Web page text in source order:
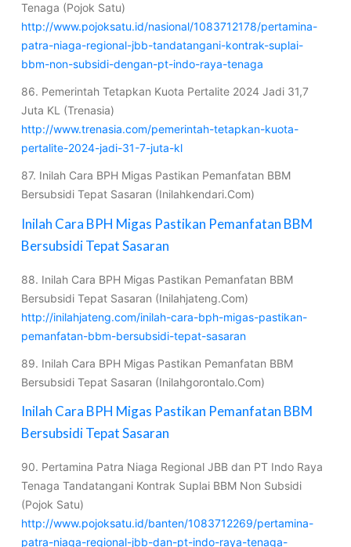
Tenaga (Pojok Satu)
http://www.pojoksatu.id/nasional/1083712178/pertamina-
patra-niaga-regional-jbb-tandatangani-kontrak-suplai-
bbm-non-subsidi-dengan-pt-indo-raya-tenaga
86. Pemerintah Tetapkan Kuota Pertalite 2024 Jadi 31,7
Juta KL (Trenasia)
http://www.trenasia.com/pemerintah-tetapkan-kuota-
pertalite-2024-jadi-31-7-juta-kl
87. Inilah Cara BPH Migas Pastikan Pemanfatan BBM
Bersubsidi Tepat Sasaran (Inilahkendari.Com)
Inilah Cara BPH Migas Pastikan Pemanfatan BBM
Bersubsidi Tepat Sasaran
88. Inilah Cara BPH Migas Pastikan Pemanfatan BBM
Bersubsidi Tepat Sasaran (Inilahjateng.Com)
http://inilahjateng.com/inilah-cara-bph-migas-pastikan-
pemanfatan-bbm-bersubsidi-tepat-sasaran
89. Inilah Cara BPH Migas Pastikan Pemanfatan BBM
Bersubsidi Tepat Sasaran (Inilahgorontalo.Com)
Inilah Cara BPH Migas Pastikan Pemanfatan BBM
Bersubsidi Tepat Sasaran
90. Pertamina Patra Niaga Regional JBB dan PT Indo Raya
Tenaga Tandatangani Kontrak Suplai BBM Non Subsidi
(Pojok Satu)
http://www.pojoksatu.id/banten/1083712269/pertamina-
patra-niaga-regional-jbb-dan-pt-indo-raya-tenaga-